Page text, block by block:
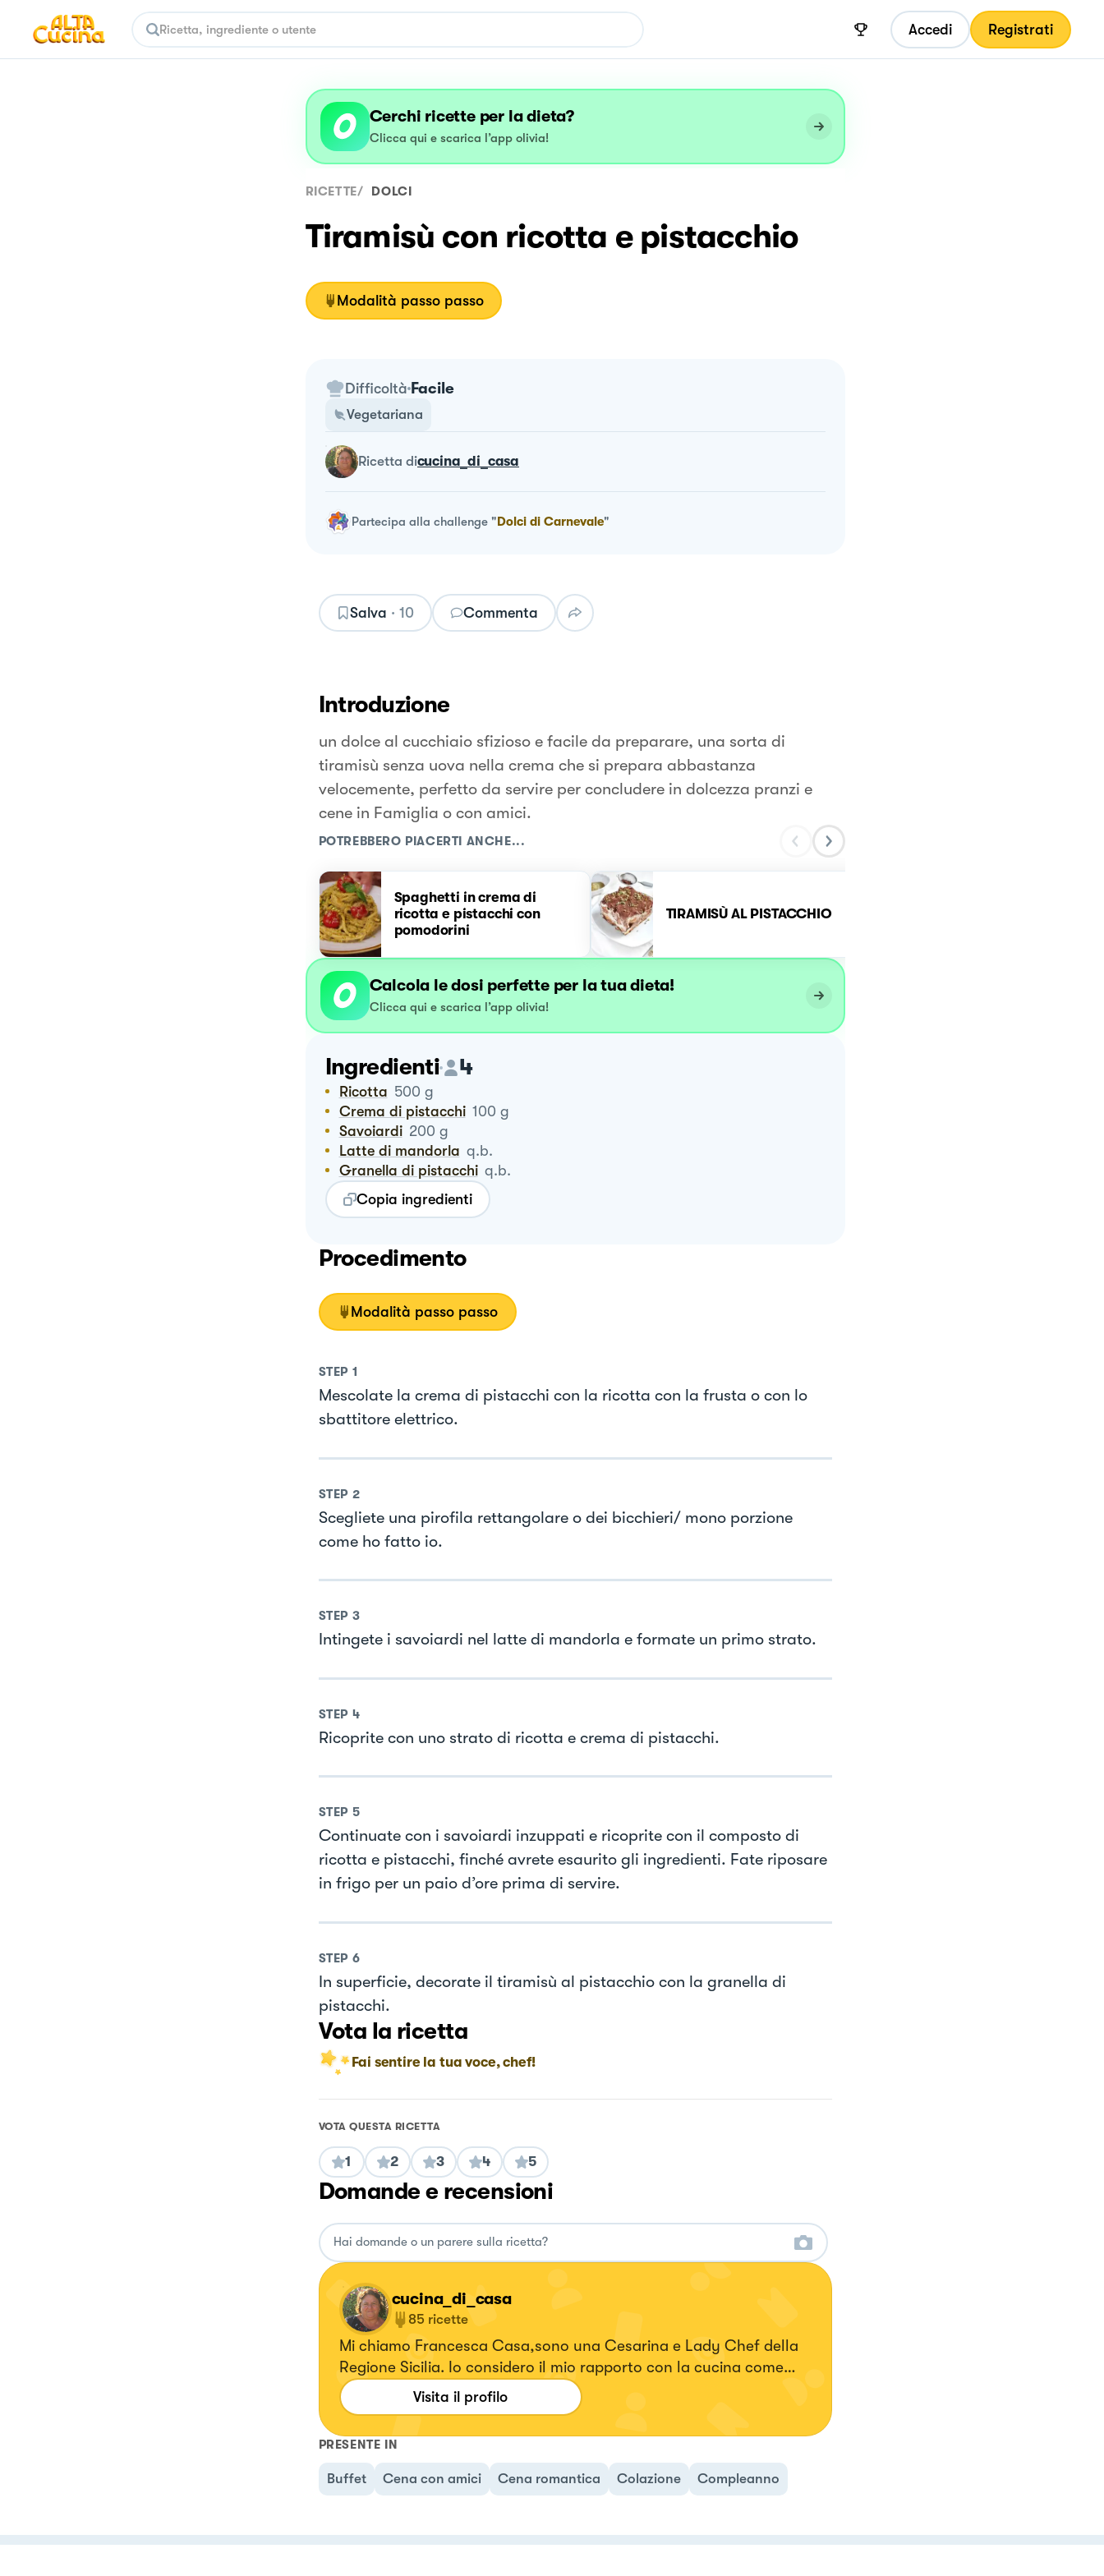
Accedi Registrati
Cerchi ricette per la dieta?
Clicca qui e scarica l’app olivia!
RICETTE/ DOLCI
Tiramisù con ricotta e pistacchio
Modalità passo passo
Difficoltà Facile
Vegetariana
ricetta dicucina_di_casa
Partecipa alla challenge"Dolci di Carnevale"
Salva · 10 Commenta
Introduzione
un dolce al cucchiaio sfizioso e facile da preparare, una sorta di
tiramisù senza uova nella crema che si prepara abbastanza
velocemente, perfetto da servire per concludere in dolcezza pranzi e
cene in Famiglia o con amici.
POTREBBERO PIACERTI ANCHE...
Spaghetti in crema di
ricotta e pistacchi con
pomodorini
TIRAMISÙ AL PISTACCHIO
Calcola le dosi perfette per la tua dieta!
Clicca qui e scarica l’app olivia!
Ingredienti 4
Ricotta 500 g
Crema di pistacchi 100 g
Savoiardi 200 g
Latte di mandorla q.b.
Granella di pistacchi q.b.
Copia ingredienti
Procedimento
Modalità passo passo
STEP 1
Mescolate la crema di pistacchi con la ricotta con la frusta o con lo
sbattitore elettrico.
STEP 2
Scegliete una pirofila rettangolare o dei bicchieri/ mono porzione
come ho fatto io.
STEP 3
Intingete i savoiardi nel latte di mandorla e formate un primo strato.
STEP 4
Ricoprite con uno strato di ricotta e crema di pistacchi.
STEP 5
Continuate con i savoiardi inzuppati e ricoprite con il composto di
ricotta e pistacchi, finché avrete esaurito gli ingredienti. Fate riposare
in frigo per un paio d’ore prima di servire.
STEP 6
In superficie, decorate il tiramisù al pistacchio con la granella di
pistacchi.
Vota la ricetta
Fai sentire la tua voce, chef!
VOTA QUESTA RICETTA
1 2 3 4 5
Domande e recensioni
cucina_di_casa
85 ricette
Mi chiamo Francesca Casa,sono una Cesarina e Lady Chef della
Regione Sicilia. Io considero il mio rapporto con la cucina come
una grande storia d'amore e i miei piatti sono il frutto di questa
grande passione.Sono anche una food blogger, ho una pagina su
Instagram @_cucina_di_casa
Visita il profilo
PRESENTE IN
Buffet Cena con amici Cena romantica Colazione Compleanno